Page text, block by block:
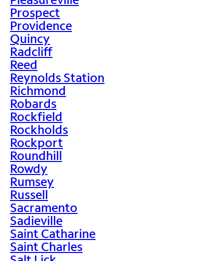
Prospect
Providence
Quincy
Radcliff
Reed
Reynolds Station
Richmond
Robards
Rockfield
Rockholds
Rockport
Roundhill
Rowdy
Rumsey
Russell
Sacramento
Sadieville
Saint Catharine
Saint Charles